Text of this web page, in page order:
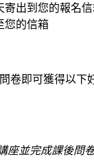
寄出到您的報名
您的信箱
卷即可獲得以下
座並完成課後問